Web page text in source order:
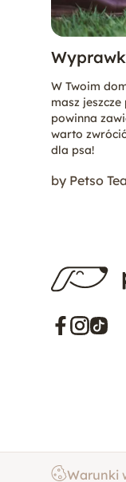
W Twoim
masz
powinna
warto
dla psa!
by Petso
Warunki